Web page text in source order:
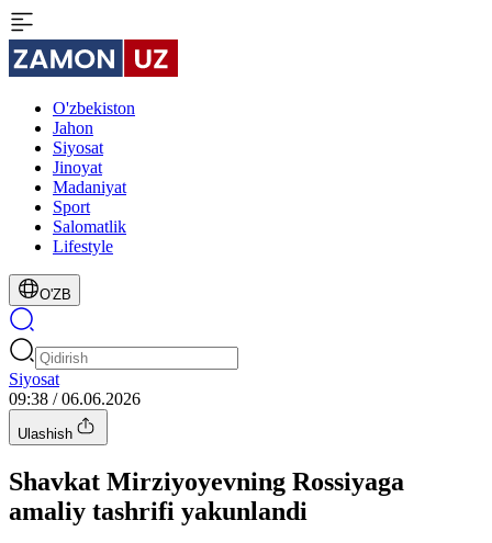
O'zbekiston
Jahon
Siyosat
Jinoyat
Madaniyat
Sport
Salomatlik
Lifestyle
O'ZB
Siyosat
09:38 / 06.06.2026
Ulashish
Shavkat Mirziyoyevning Rossiyaga
amaliy tashrifi yakunlandi